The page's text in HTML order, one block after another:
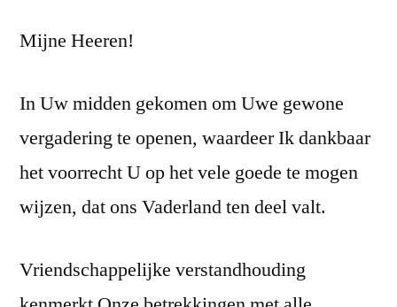
Mijne Heeren!
In Uw midden gekomen om Uwe gewone
vergadering te openen, waardeer Ik dankbaar
het voorrecht U op het vele goede te mogen
wijzen, dat ons Vaderland ten deel valt.
Vriendschappelijke verstandhouding